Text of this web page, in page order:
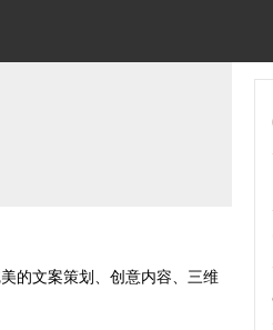
的文案策划、创意内容、三维